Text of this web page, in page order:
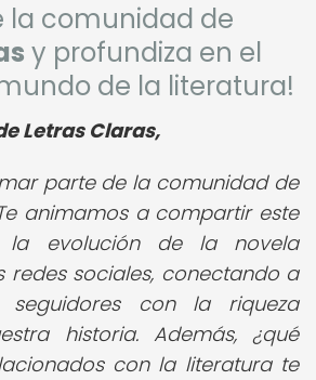
la comunidad de
y profundiza en el
de la literatura!
Letras Claras,
parte de la comunidad de
animamos a compartir este
la evolución de la novela
redes sociales, conectando a
con la riqueza
historia. Además, ¿qué
con la literatura te